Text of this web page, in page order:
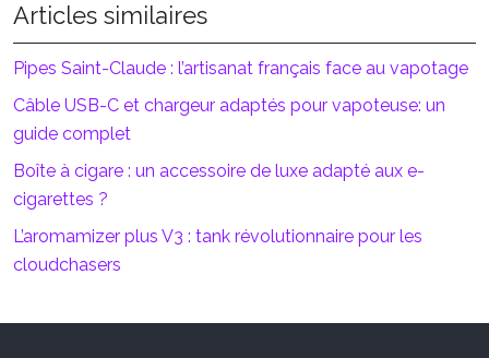
Articles similaires
Pipes Saint-Claude : l’artisanat français face au vapotage
Câble USB-C et chargeur adaptés pour vapoteuse: un
guide complet
Boîte à cigare : un accessoire de luxe adapté aux e-
cigarettes ?
L’aromamizer plus V3 : tank révolutionnaire pour les
cloudchasers